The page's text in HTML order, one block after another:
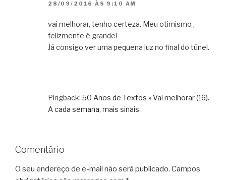
28/09/2016 ÀS 9:10 AM
vai melhorar, tenho certeza. Meu otimismo ,
felizmente é grande!
Já consigo ver uma pequena luz no final do túnel.
Pingback: 50 Anos de Textos » Vai melhorar (16).
A cada semana, mais sinais
Comentário
O seu endereço de e-mail não será publicado. Campos